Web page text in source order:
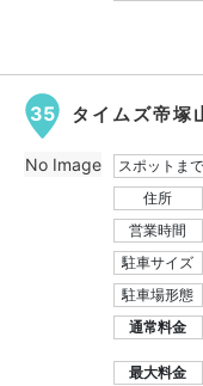
35 タイムズ帝塚
スポットまで
住所
営業時間
駐車サイズ
駐車場形態
通常料金
最大料金
No Image